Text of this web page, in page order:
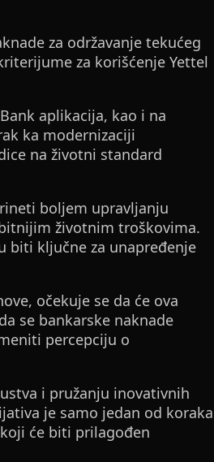
za održavanje tekućeg
za korišćenje Yettel
aplikacija, kao i na
ka modernizaciji
na životni standard
boljem upravljanju
životnim troškovima.
biti ključne za unapređenje
očekuje se da će ova
se bankarske naknade
percepciju o
i pružanju inovativnih
je samo jedan od koraka
će biti prilagođen